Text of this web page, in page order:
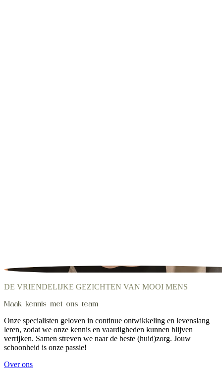
DE VRIENDELIJKE GEZICHTEN VAN MOOI MENS
Maak kennis met ons team
Onze specialisten geloven in continue ontwikkeling en levenslang
leren, zodat we onze kennis en vaardigheden kunnen blijven
verrijken. Samen streven we naar de beste (huid)zorg. Jouw
schoonheid is onze passie!
Over ons